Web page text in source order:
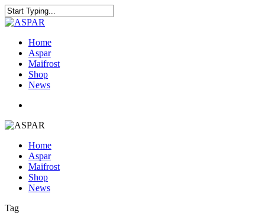
Home
Aspar
Maifrost
Shop
News
Home
Aspar
Maifrost
Shop
News
Tag